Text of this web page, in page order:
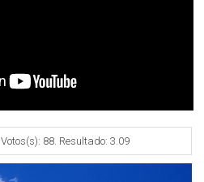
Votos(s): 88. Resultado: 3.09